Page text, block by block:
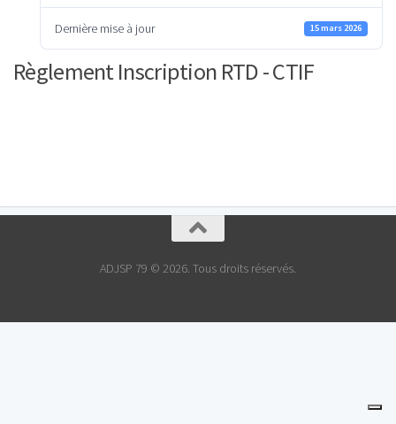
Dernière mise à jour 15 mars 2026
Règlement Inscription RTD - CTIF
ADJSP 79 © 2026. Tous droits réservés.